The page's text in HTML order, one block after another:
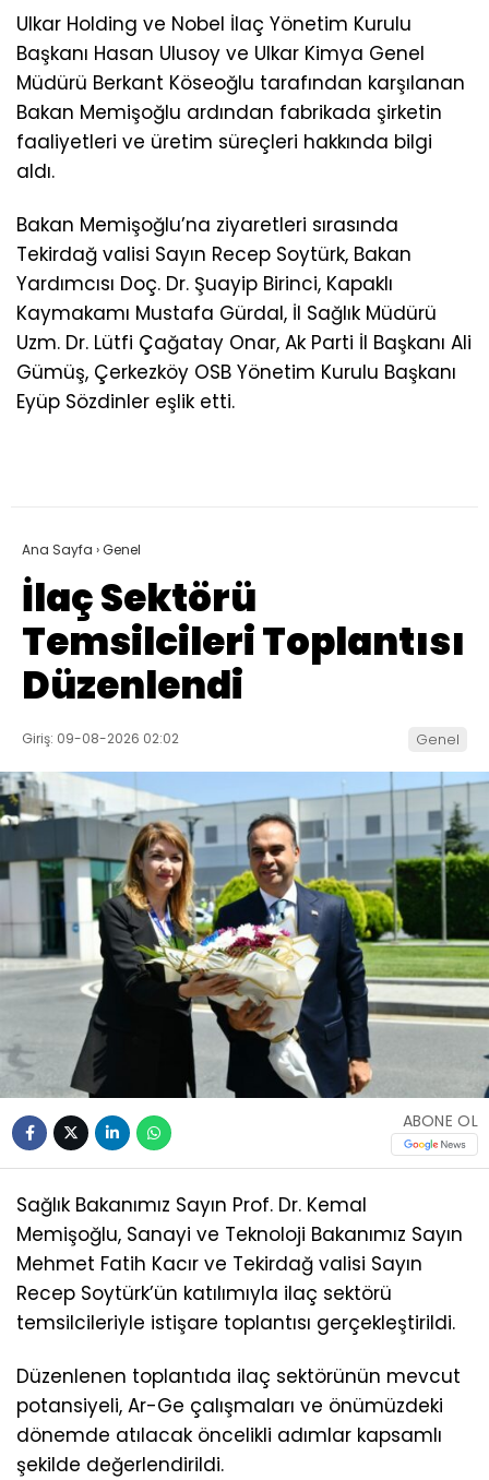
Ulkar Holding ve Nobel İlaç Yönetim Kurulu
Başkanı Hasan Ulusoy ve Ulkar Kimya Genel
Müdürü Berkant Köseoğlu tarafından karşılanan
Bakan Memişoğlu ardından fabrikada şirketin
faaliyetleri ve üretim süreçleri hakkında bilgi
aldı.
Bakan Memişoğlu’na ziyaretleri sırasında
Tekirdağ valisi Sayın Recep Soytürk, Bakan
Yardımcısı Doç. Dr. Şuayip Birinci, Kapaklı
Kaymakamı Mustafa Gürdal, İl Sağlık Müdürü
Uzm. Dr. Lütfi Çağatay Onar, Ak Parti İl Başkanı Ali
Gümüş, Çerkezköy OSB Yönetim Kurulu Başkanı
Eyüp Sözdinler eşlik etti.
Ana Sayfa ›Genel
İlaç Sektörü
Temsilcileri Toplantısı
Düzenlendi
Giriş: 09-08-2026 02:02 Genel
ABONE OL
Sağlık Bakanımız Sayın Prof. Dr. Kemal
Memişoğlu, Sanayi ve Teknoloji Bakanımız Sayın
Mehmet Fatih Kacır ve Tekirdağ valisi Sayın
Recep Soytürk’ün katılımıyla ilaç sektörü
temsilcileriyle istişare toplantısı gerçekleştirildi.
Düzenlenen toplantıda ilaç sektörünün mevcut
potansiyeli, Ar-Ge çalışmaları ve önümüzdeki
dönemde atılacak öncelikli adımlar kapsamlı
şekilde değerlendirildi.